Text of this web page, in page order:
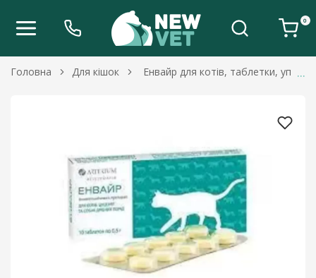
0
Головна Для кішок Енвайр для котів, таблетки,